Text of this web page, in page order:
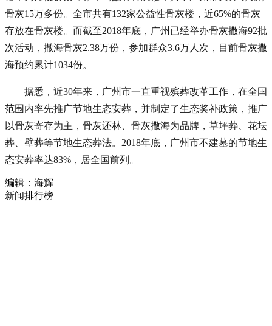
骨灰15万多份。全市共有132家公益性骨灰楼，近65%的骨灰
存放在骨灰楼。而截至2018年底，广州已经举办骨灰撒海92批
次活动，撒海骨灰2.38万份，参加群众3.6万人次，目前骨灰撒
海预约累计1034份。
据悉，近30年来，广州市一直重视殡葬改革工作，在全国
范围内率先推广节地生态安葬，并制定了生态奖补政策，推广
以骨灰寄存为主，骨灰还林、骨灰撒海为品牌，草坪葬、花坛
葬、壁葬等节地生态葬法。2018年底，广州市不建墓的节地生
态安葬率达83%，居全国前列。
编辑：海辉
新闻排行榜